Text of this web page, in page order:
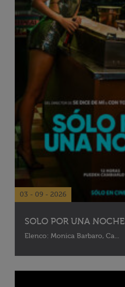
03 - 09 - 2026
SOLO POR UNA NOCHE
Elenco: Monica Barbaro, Ca...